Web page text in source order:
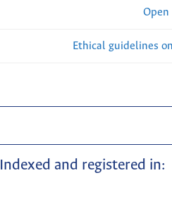
Open
Ethical guidelines
Indexed and registered in: